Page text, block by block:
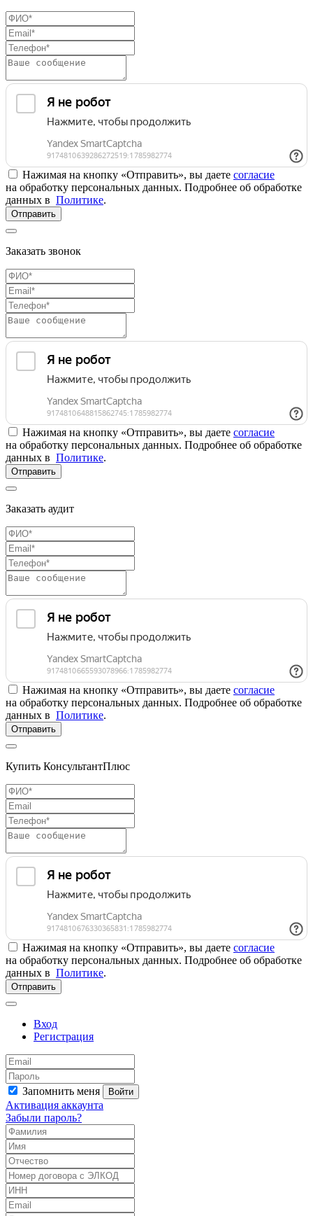
Нажимая на кнопку «Отправить», вы даете согласие
на обработку персональных данных. Подробнее об обработке
данных в Политике.
Отправить
Заказать звонок
Нажимая на кнопку «Отправить», вы даете согласие
на обработку персональных данных. Подробнее об обработке
данных в Политике.
Отправить
Заказать аудит
Нажимая на кнопку «Отправить», вы даете согласие
на обработку персональных данных. Подробнее об обработке
данных в Политике.
Отправить
Купить КонсультантПлюс
Нажимая на кнопку «Отправить», вы даете согласие
на обработку персональных данных. Подробнее об обработке
данных в Политике.
Отправить
Вход
Регистрация
Запомнить меня Войти
Активация аккаунта
Забыли пароль?